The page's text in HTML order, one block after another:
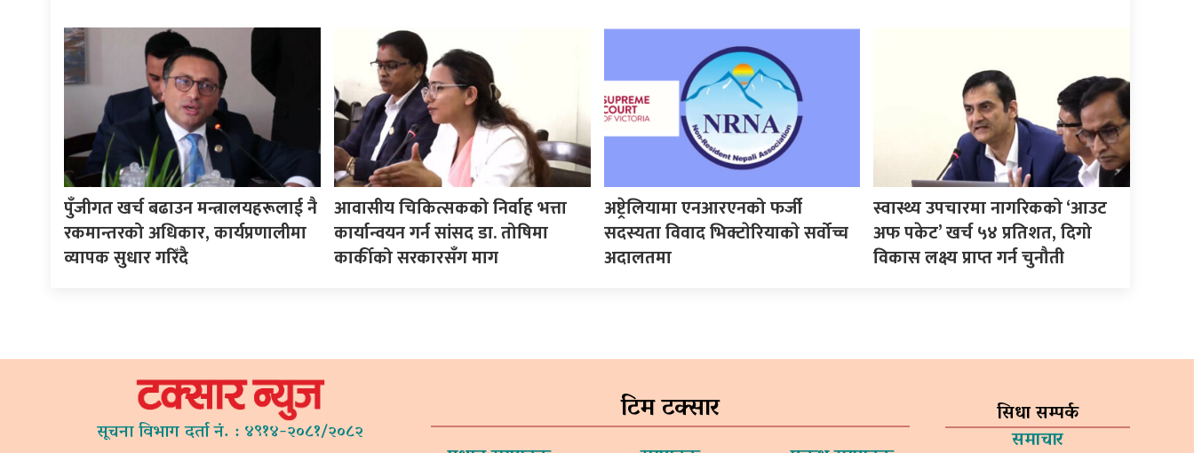
पुँजीगत खर्च बढाउन मन्त्रालयहरूलाई नै
रकमान्तरको अधिकार, कार्यप्रणालीमा
व्यापक सुधार गरिँदै
आवासीय चिकित्सकको निर्वाह भत्ता
कार्यान्वयन गर्न सांसद डा. तोषिमा
कार्कीको सरकारसँग माग
अष्ट्रेलियामा एनआरएनको फर्जी
सदस्यता विवाद भिक्टाेरियाकाे सर्वोच्च
अदालतमा
स्वास्थ्य उपचारमा नागरिकको ‘आउट
अफ पकेट’ खर्च ५४ प्रतिशत, दिगो
विकास लक्ष्य प्राप्त गर्न चुनौती
सूचना विभाग दर्ता नं. : ४९१४-२०८१/२०८२
टिम टक्सार सिधा सम्पर्क
समाचार